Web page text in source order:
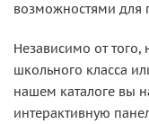
возможностями для
Независимо от
школьного класса
нашем каталоге вы
интерактивную